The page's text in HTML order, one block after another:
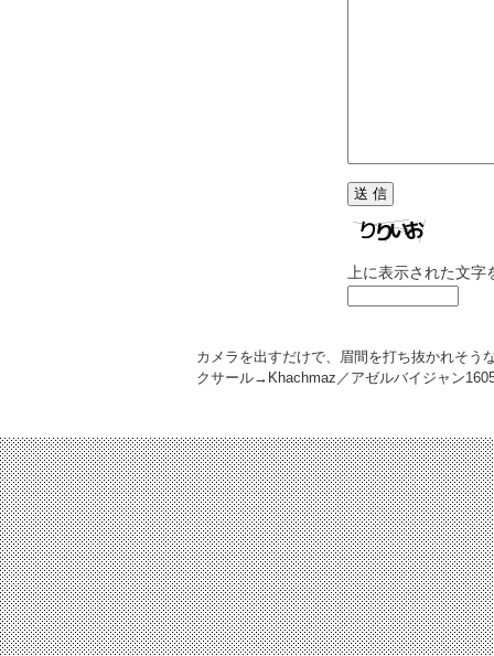
上に表示された文
カメラを出すだけで、眉間を打ち抜かれそう
クサール→Khachmaz／アゼルバイジャン